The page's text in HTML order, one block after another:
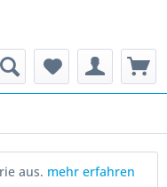
aus. mehr erfahren